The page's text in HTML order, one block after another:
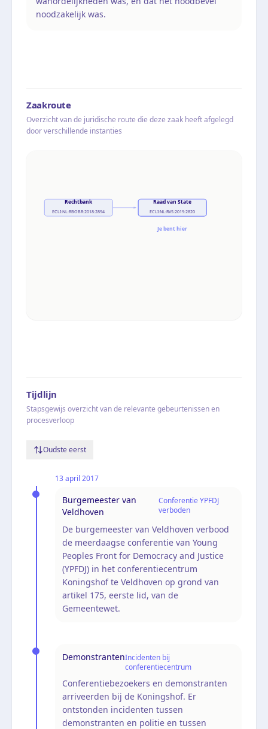
noodzakelijk was.
Zaakroute
Overzicht van de juridische route die deze zaak heeft afgelegd
door verschillende instanties
Rechtbank
ECLI:NL:RBOBR:2018:2894
Raad van State
ECLI:NL:RVS:2019:2820
Je bent hier
Tijdlijn
Stapsgewijs overzicht van de relevante gebeurtenissen en
procesverloop
Oudste eerst
13 april 2017
Burgemeester van
Veldhoven
Conferentie YPFDJ
verboden
De burgemeester van Veldhoven verbood
de meerdaagse conferentie van Young
Peoples Front for Democracy and Justice
(YPFDJ) in het conferentiecentrum
Koningshof te Veldhoven op grond van
artikel 175, eerste lid, van de
Gemeentewet.
DemonstrantenIncidenten bij
conferentiecentrum
Conferentiebezoekers en demonstranten
arriveerden bij de Koningshof. Er
ontstonden incidenten tussen
demonstranten en politie en tussen